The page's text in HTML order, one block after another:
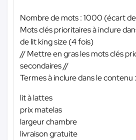
Nombre de mots : 1000 (écart
Mots clés prioritaires à inclure
de lit king size (4 fois)
// Mettre en gras les mots clés
secondaires //
Termes à inclure dans le
lit à lattes
prix matelas
largeur chambre
livraison gratuite